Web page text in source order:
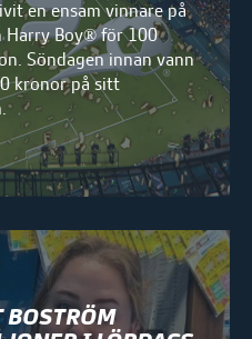
en ensam vinnare på
Harry Boy® för 100
Söndagen innan vann
kronor på sitt
BOSTRÖM